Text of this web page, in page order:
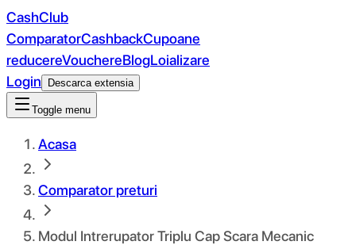
CashClub
ComparatorCashbackCupoane
reducereVouchereBlogLoializare
Login
Descarca extensia
Toggle menu
Acasa
Comparator preturi
Modul Intrerupator Triplu Cap Scara Mecanic